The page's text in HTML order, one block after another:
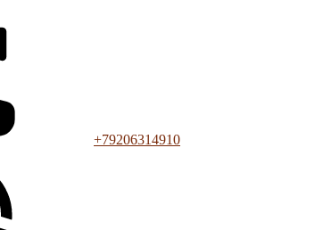
+79206314910